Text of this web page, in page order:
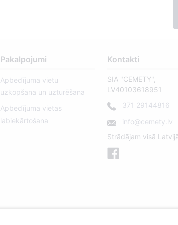
Pakalpojumi
Apbedījuma vietu
uzkopšana un uzturēšana
Apbedījuma vietas
labiekārtošana
Kontakti
SIA "CEMETY",
LV40103618951
371 29144816
info@cemety.lv
Strādājam visā